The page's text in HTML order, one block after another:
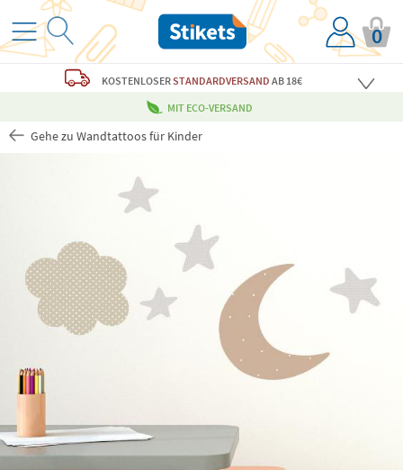
0
KOSTENLOSERSTANDARDVERSAND AB 18€
MIT ECO-VERSAND
Gehe zu Wandtattoos für Kinder